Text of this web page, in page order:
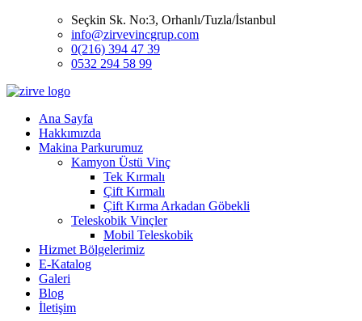
Seçkin Sk. No:3, Orhanlı/Tuzla/İstanbul
info@zirvevincgrup.com
0(216) 394 47 39
0532 294 58 99
Ana Sayfa
Hakkımızda
Makina Parkurumuz
Kamyon Üstü Vinç
Tek Kırmalı
Çift Kırmalı
Çift Kırma Arkadan Göbekli
Teleskobik Vinçler
Mobil Teleskobik
Hizmet Bölgelerimiz
E-Katalog
Galeri
Blog
İletişim